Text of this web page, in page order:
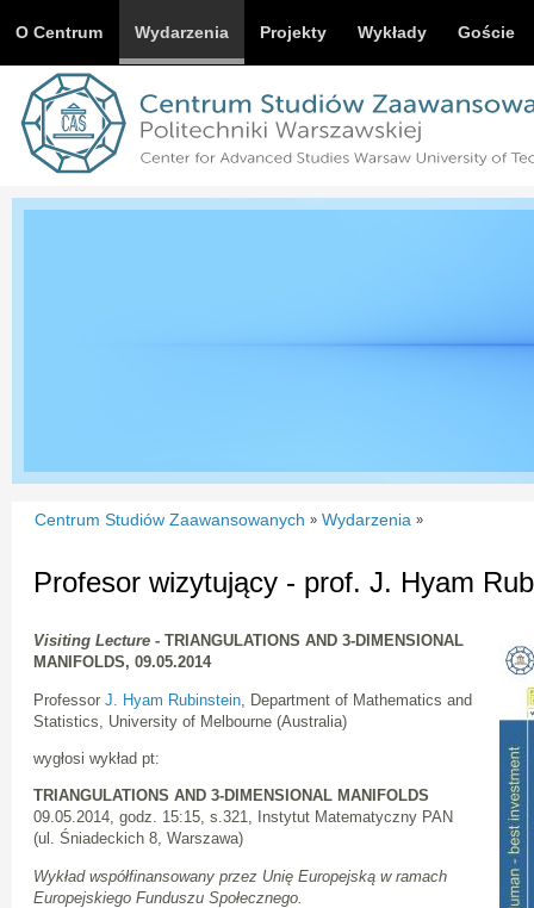
O Centrum Wydarzenia Projekty Wykłady Goście
Centrum Studiów Zaawansowanych » Wydarzenia »
Profesor wizytujący - prof. J. Hyam
Visiting Lecture - TRIANGULATIONS AND 3-DIMENSIONAL
MANIFOLDS, 09.05.2014
Professor J. Hyam Rubinstein , Department of Mathematics and
Statistics, University of Melbourne (Australia)
wygłosi wykład pt:
TRIANGULATIONS AND 3-DIMENSIONAL MANIFOLDS
09.05.2014, godz. 15:15, s.321, Instytut Matematyczny PAN
(ul. Śniadeckich 8, Warszawa)
Wykład współfinansowany przez Unię Europejską w ramach
Europejskiego Funduszu Społecznego.